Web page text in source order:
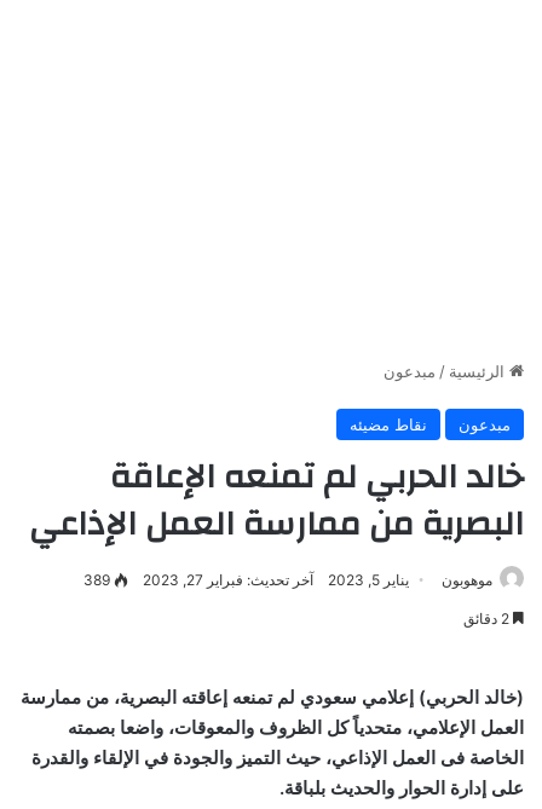
الرئيسية / مبدعون
مبدعون نقاط مضيئه
خالد الحربي لم تمنعه الإعاقة
البصرية من ممارسة العمل الإذاعي
موهوبون يناير 5, 2023 آخر تحديث: فبراير 27, 2023 389
(خالد الحربي) إعلامي سعودي لم تمنعه إعاقته البصرية، من ممارسة
العمل الإعلامي، متحدياً كل الظروف والمعوقات، واضعا بصمته
الخاصة فى العمل الإذاعي، حيث التميز والجودة في الإلقاء والقدرة
على إدارة الحوار والحديث بلباقة.